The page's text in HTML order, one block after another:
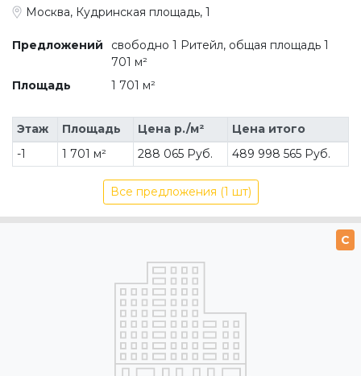
Москва, Кудринская площадь, 1
Предложений
свободно 1 Ритейл, общая площадь 1
701 м²
Площадь
1 701 м²
Этаж Площадь Цена р./м²
Цена итого
-1
1 701 м² 288 065 Руб. 489 998 565 Руб.
Все предложения (1 шт)
C